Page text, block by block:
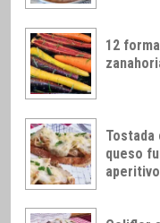
12
Tostada
queso